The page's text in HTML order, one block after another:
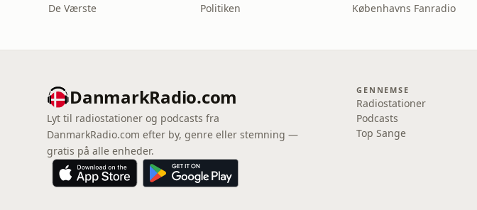
De Værste Politiken Københavns Fanradio
DanmarkRadio.com
Lyt til radiostationer og podcasts fra
DanmarkRadio.com efter by, genre eller stemning —
gratis på alle enheder.
GENNEMSE
Radiostationer
Podcasts
Top Sange